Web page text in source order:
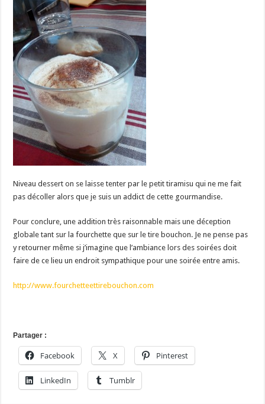
Niveau dessert on se laisse tenter par le petit tiramisu qui ne me fait
pas décoller alors que je suis un addict de cette gourmandise.
Pour conclure, une addition très raisonnable mais une déception
globale tant sur la fourchette que sur le tire bouchon. Je ne pense pas
y retourner même si j’imagine que l’ambiance lors des soirées doit
faire de ce lieu un endroit sympathique pour une soirée entre amis.
http://www.fourchetteettirebouchon.com
Partager :
Facebook X Pinterest
LinkedIn Tumblr